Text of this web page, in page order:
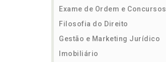
Exame de Ordem e Concursos
Filosofia do Direito
Gestão e Marketing Jurídico
Imobiliário